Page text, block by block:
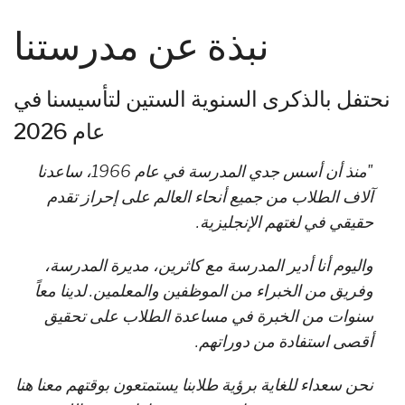
نبذة عن مدرستنا
نحتفل بالذكرى السنوية الستين لتأسيسنا في
عام 2026
"منذ أن أسس جدي المدرسة في عام 1966، ساعدنا
آلاف الطلاب من جميع أنحاء العالم على إحراز تقدم
حقيقي في لغتهم الإنجليزية.
واليوم أنا أدير المدرسة مع كاثرين، مديرة المدرسة،
وفريق من الخبراء من الموظفين والمعلمين. لدينا معاً
سنوات من الخبرة في مساعدة الطلاب على تحقيق
أقصى استفادة من دوراتهم.
نحن سعداء للغاية برؤية طلابنا يستمتعون بوقتهم معنا هنا